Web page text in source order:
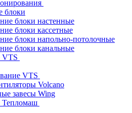
блоки
блоки настенные
блоки кассетные
блоки напольно-потолочные
блоки канальные
VTS
VTS
Volcano
завесы Wing
Тепломаш